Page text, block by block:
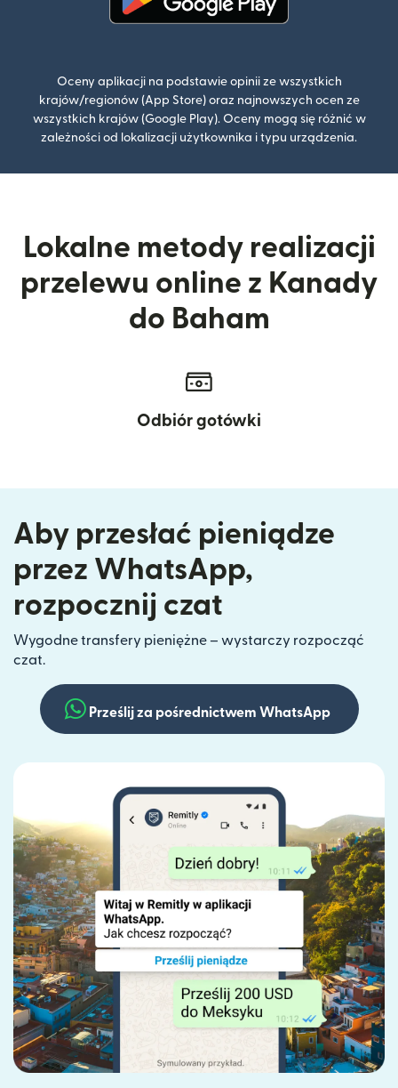
Oceny aplikacji na podstawie opinii ze wszystkich
krajów/regionów (App Store) oraz najnowszych ocen ze
wszystkich krajów (Google Play). Oceny mogą się różnić w
zależności od lokalizacji użytkownika i typu urządzenia.
Lokalne metody realizacji
przelewu online z Kanady
do Baham
Odbiór gotówki
Aby przesłać pieniądze
przez WhatsApp,
rozpocznij czat
Wygodne transfery pieniężne – wystarczy rozpocząć
czat.
Prześlij za pośrednictwem WhatsApp